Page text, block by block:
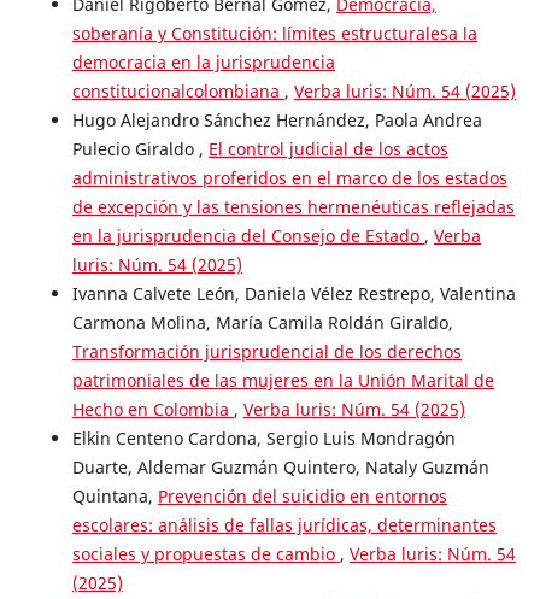
soberanía y Constitución: límites estructuralesa la
democracia en la jurisprudencia
constitucionalcolombiana , Verba luris: Núm. 54 (2025)
Hugo Alejandro Sánchez Hernández, Paola Andrea
Pulecio Giraldo , El control judicial de los actos
administrativos proferidos en el marco de los estados
de excepción y las tensiones hermenéuticas reflejadas
en la jurisprudencia del Consejo de Estado , Verba
luris: Núm. 54 (2025)
Ivanna Calvete León, Daniela Vélez Restrepo, Valentina
Carmona Molina, María Camila Roldán Giraldo,
Transformación jurisprudencial de los derechos
patrimoniales de las mujeres en la Unión Marital de
Hecho en Colombia , Verba luris: Núm. 54 (2025)
Elkin Centeno Cardona, Sergio Luis Mondragón
Duarte, Aldemar Guzmán Quintero, Nataly Guzmán
Quintana, Prevención del suicidio en entornos
escolares: análisis de fallas jurídicas, determinantes
sociales y propuestas de cambio , Verba luris: Núm. 54
(2025)